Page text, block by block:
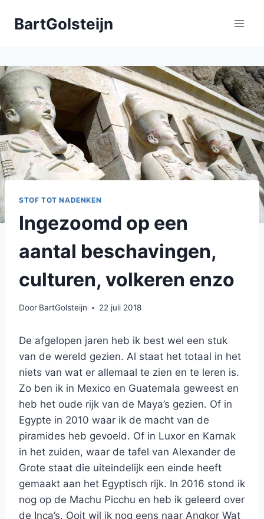
naarBartGolsteijn
STOF TOT NADENKEN
Ingezoomd op een
aantal beschavingen,
culturen, volkeren enzo
Door BartGolsteijn 22 juli 2018
De afgelopen jaren heb ik best wel een stuk
van de wereld gezien. Al staat het totaal in het
niets van wat er allemaal te zien en te leren is.
Zo ben ik in Mexico en Guatemala geweest en
heb het oude rijk van de Maya’s gezien. Of in
Egypte in 2010 waar ik de macht van de
piramides heb gevoeld. Of in Luxor en Karnak
in het zuiden, waar de tafel van Alexander de
Grote staat die uiteindelijk een einde heeft
gemaakt aan het Egyptisch rijk. In 2016 stond ik
nog op de Machu Picchu en heb ik geleerd over
de Inca’s. Ooit wil ik nog eens naar Angkor Wat